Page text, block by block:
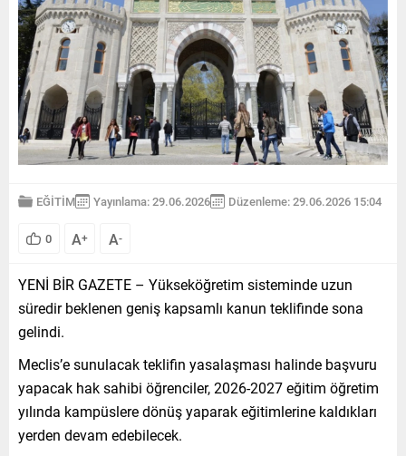
EĞİTİM Yayınlama: 29.06.2026 Düzenleme: 29.06.2026 15:04
0 A+ A-
YENİ BİR GAZETE – Yükseköğretim sisteminde uzun
süredir beklenen geniş kapsamlı kanun teklifinde sona
gelindi.
Meclis’e sunulacak teklifin yasalaşması halinde başvuru
yapacak hak sahibi öğrenciler, 2026-2027 eğitim öğretim
yılında kampüslere dönüş yaparak eğitimlerine kaldıkları
yerden devam edebilecek.